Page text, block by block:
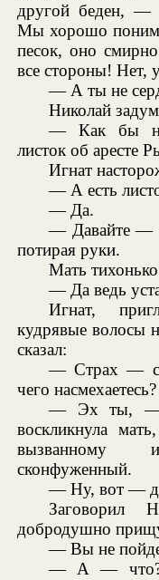
другой беден, —
Мы хорошо
песок, оно
все стороны! Нет,
— А ты не
Николай
— Как бы
листок об аресте
Игнат
— А есть
— Да.
— Давайте —
потирая руки.
Мать тихонько
— Да ведь
Игнат,
кудрявые волосы
сказал:
— Страх —
чего
— Эх ты, —
воскликнула
вызванному
сконфуженный.
— Ну, вот —
Заговорил
добродушно
— Вы не
— А — что?